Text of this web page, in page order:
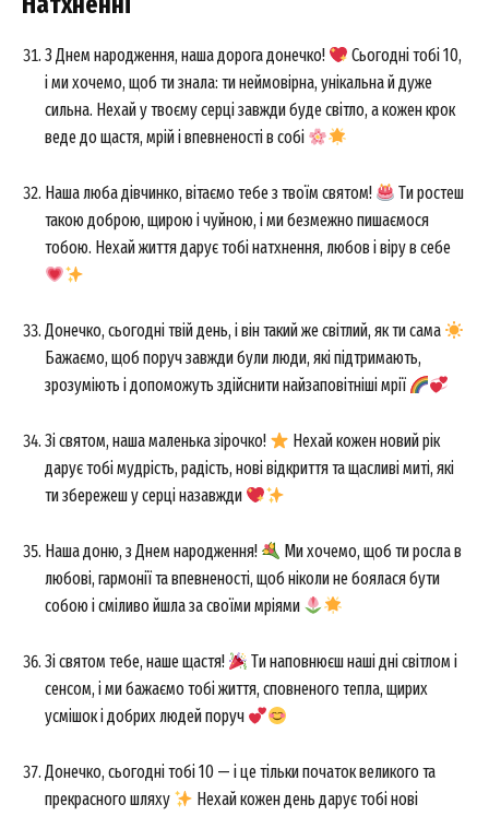
News Week
Magazine PRO
З Днем народження, наша дорога донечко!
Сьогодні тобі 10,
і ми хочемо, щоб ти знала: ти неймовірна, унікальна й дуже
сильна. Нехай у твоєму серці завжди буде світло, а кожен крок
веде до щастя, мрій і впевненості в собі
Наша люба дівчинко, вітаємо тебе з твоїм святом!
Ти ростеш
такою доброю, щирою і чуйною, і ми безмежно пишаємося
тобою. Нехай життя дарує тобі натхнення, любов і віру в себе
Донечко, сьогодні твій день, і він такий же світлий, як ти сама
Бажаємо, щоб поруч завжди були люди, які підтримають,
зрозуміють і допоможуть здійснити найзаповітніші мрії
Зі святом, наша маленька зірочко!
Нехай кожен новий рік
дарує тобі мудрість, радість, нові відкриття та щасливі миті, які
ти збережеш у серці назавжди
Наша доню, з Днем народження!
Ми хочемо, щоб ти росла в
любові, гармонії та впевненості, щоб ніколи не боялася бути
собою і сміливо йшла за своїми мріями
Зі святом тебе, наше щастя!
Ти наповнюєш наші дні світлом і
сенсом, і ми бажаємо тобі життя, сповненого тепла, щирих
усмішок і добрих людей поруч
Донечко, сьогодні тобі 10 — і це тільки початок великого та
прекрасного шляху
Нехай кожен день дарує тобі нові